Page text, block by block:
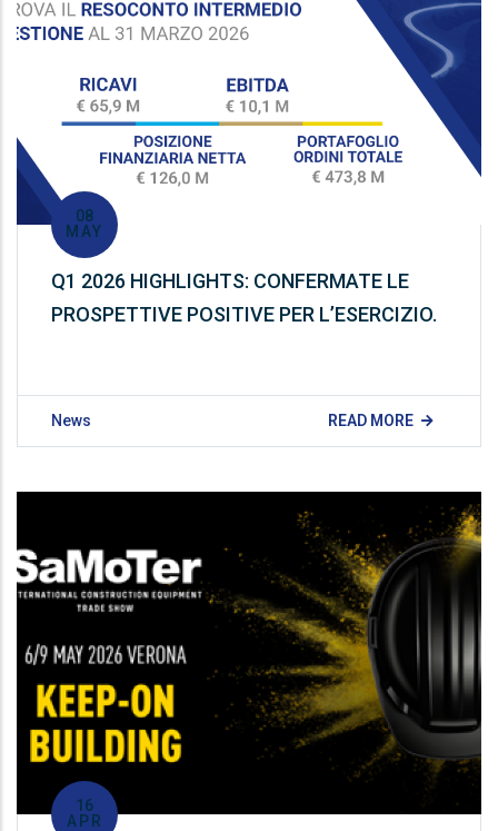
08
MAY
Q1 2026 HIGHLIGHTS: CONFERMATE LE
PROSPETTIVE POSITIVE PER L’ESERCIZIO.
News READ MORE
16
APR